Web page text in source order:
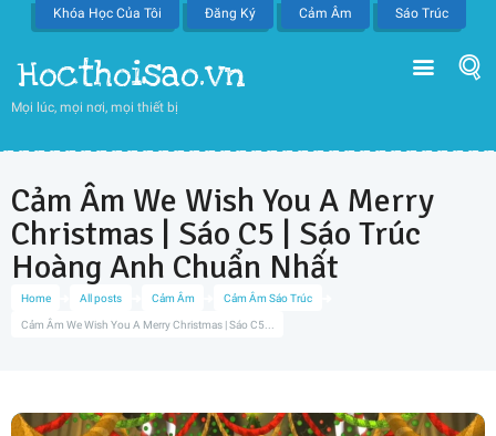
Khóa Học Của Tôi Đăng Ký Cảm Âm Sáo Trúc
Hocthoisao.vn
Mọi lúc, mọi nơi, mọi thiết bị
Home All posts Cảm Âm Cảm Âm Sáo Trúc
Cảm Âm We Wish You A Merry Christmas | Sáo C5...
Cảm Âm We Wish You A Merry
Christmas | Sáo C5 | Sáo Trúc
Hoàng Anh Chuẩn Nhất